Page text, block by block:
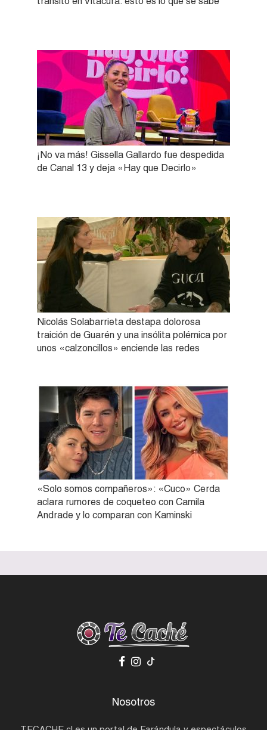
¡No va más! Gissella Gallardo fue despedida
de Canal 13 y deja «Hay que Decirlo»
Nicolás Solabarrieta destapa dolorosa
traición de Guarén y una insólita polémica por
unos «calzoncillos» enciende las redes
«Solo somos compañeros»: «Cuco» Cerda
aclara rumores de coqueteo con Camila
Andrade y lo comparan con Kaminski
Nosotros